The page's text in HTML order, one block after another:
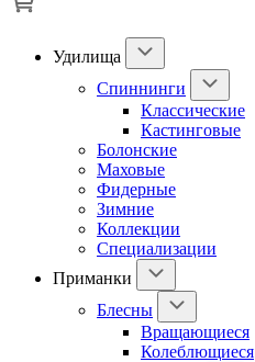
Удилища
Спиннинги
Классические
Кастинговые
Болонские
Маховые
Фидерные
Зимние
Коллекции
Специализации
Приманки
Блесны
Вращающиеся
Колеблющиеся